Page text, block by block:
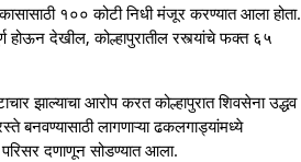
१०० कोटी निधी मंजूर करण्यात आला होता.
होऊन देखील, कोल्हापुरातील रस्त्यांचे फक्त ६५
झाल्याचा आरोप करत कोल्हापुरात शिवसेना उद्धव
बनवण्यासाठी लागणाऱ्या ढकलगाड्यांमध्ये
परिसर दणाणून सोडण्यात आला.